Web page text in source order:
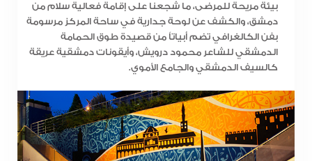
بيئة مريحة للمرضى، ما شجعنا على إقامة فعالية سلام من
دمشق، والكشف عن لوحة جدارية في ساحة المركز مرسومة
بفن الكالغرافي تضم أبياتاً من قصيدة طوق الحمامة
الدمشقي للشاعر محمود درويش، وأيقونات دمشقية عريقة
كالسيف الدمشقي والجامع الأموي.